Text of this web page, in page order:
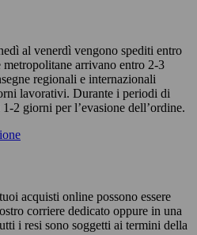
al venerdì vengono spediti entro
metropolitane arrivano entro 2-3
regionali e internazionali
lavorativi. Durante i periodi di
2 giorni per l’evasione dell’ordine.
acquisti online possono essere
corriere dedicato oppure in una
i resi sono soggetti ai termini della